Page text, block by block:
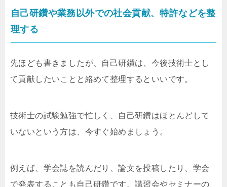
自己研鑽や業務以外での社会貢献、特許などを整
理する
先ほども書きましたが、自己研鑽は、今後技術士とし
て貢献したいことと絡めて整理するといいです。
技術士の試験勉強で忙しく、自己研鑽はほとんどして
いないという方は、今すぐ始めましょう。
例えば、学会誌を読んだり、論文を投稿したり、学会
で発表することも自己研鑽です。講習会やセミナーの